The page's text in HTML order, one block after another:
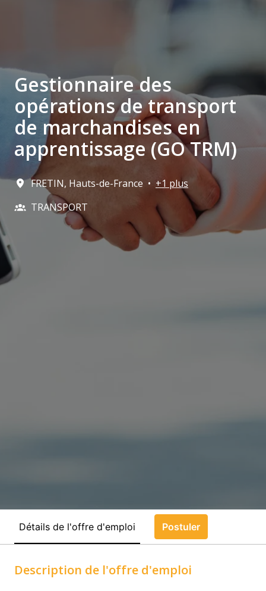
Gestionnaire des
opérations de transport
de marchandises en
apprentissage (GO TRM)
FRETIN, Hauts-de-France • +1 plus
TRANSPORT
Détails de l'offre d'emploi Postuler
Description de l'offre d'emploi